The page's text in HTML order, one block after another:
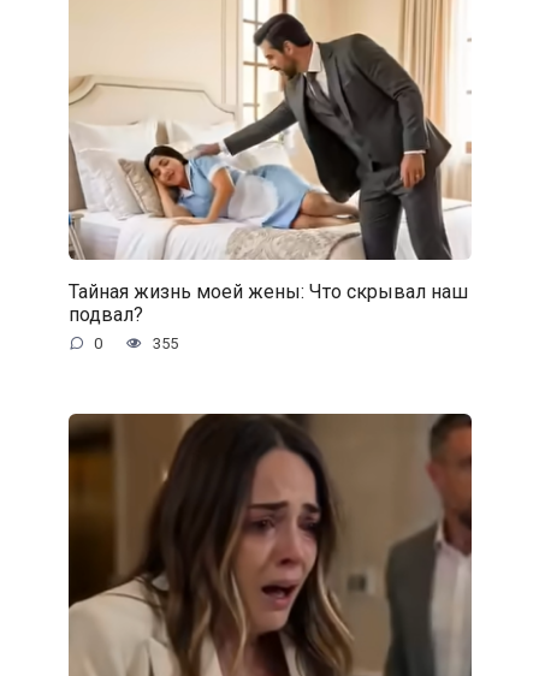
Тайная жизнь моей жены: Что скрывал наш
подвал?
0 355